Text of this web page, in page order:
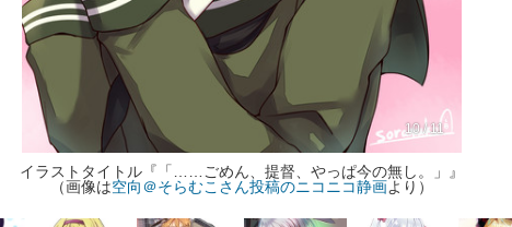
10 / 11
イラストタイトル『「……ごめん、提督、やっぱ今の無し。」』
（画像は空向＠そらむこさん投稿のニコニコ静画より）